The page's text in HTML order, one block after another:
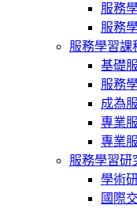
服務
服務
服務學習課
基礎
服務
成為
專業
專業
服務學習研
學術
國際